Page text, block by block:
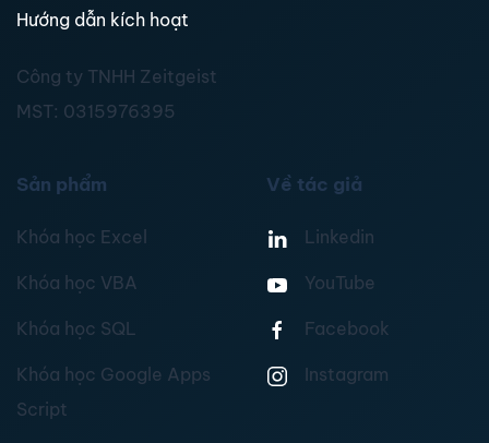
Hướng dẫn kích hoạt
Công ty TNHH Zeitgeist
MST: 0315976395
Sản phẩm
Khóa học Excel
Khóa học VBA
Khóa học SQL
Khóa học Google Apps
Script
Về tác giả
Linkedin
YouTube
Facebook
Instagram